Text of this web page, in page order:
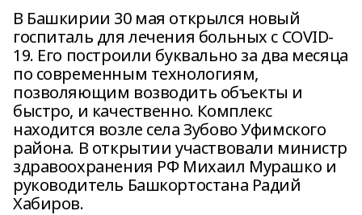
В Башкирии 30 мая открылся новый
госпиталь для лечения больных с COVID-
19. Его построили буквально за два месяца
по современным технологиям,
позволяющим возводить объекты и
быстро, и качественно. Комплекс
находится возле села Зубово Уфимского
района. В открытии участвовали министр
здравоохранения РФ Михаил Мурашко и
руководитель Башкортостана Радий
Хабиров.